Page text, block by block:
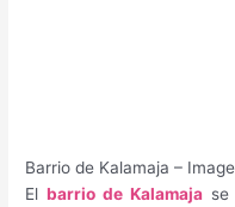
Barrio de Kalamaja –
El barrio de Kalamajase